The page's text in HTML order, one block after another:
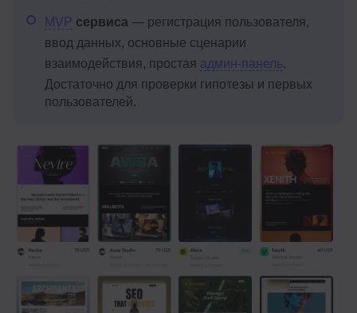
MVP сервиса — регистрация пользователя,
ввод данных, основные сценарии
взаимодействия, простая админ-панель.
Достаточно для проверки гипотезы и первых
пользователей.